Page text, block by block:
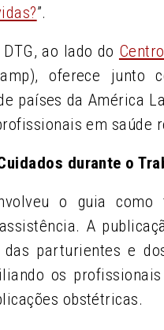
”.
ao lado do
), oferece junto
países da América
em saúde
durante o
o guia
A
parturientes e
os
obstétricas.